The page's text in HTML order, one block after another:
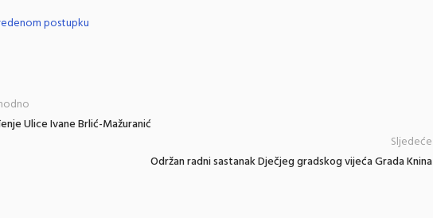
postupku
Ulice Ivane Brlić-Mažuranić
Održan radni sastanak Dječjeg gradskog vijeća Grada Knina
Sljedeće